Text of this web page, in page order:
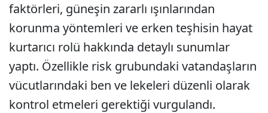
faktörleri, güneşin zararlı ışınlarından
korunma yöntemleri ve erken teşhisin hayat
kurtarıcı rolü hakkında detaylı sunumlar
yaptı. Özellikle risk grubundaki vatandaşların
vücutlarındaki ben ve lekeleri düzenli olarak
kontrol etmeleri gerektiği vurgulandı.